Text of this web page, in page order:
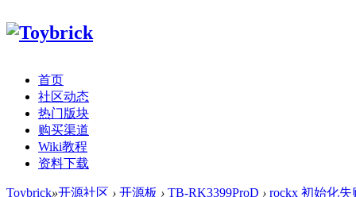
首页
社区动态
热门版块
购买渠道
Wiki教程
资料下载
Toybrick»开源社区 › 开源板 › TB-RK3399ProD › rockx 初始化失